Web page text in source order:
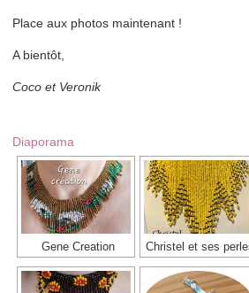
Place aux photos maintenant !
A bientôt,
Coco et Veronik
Diaporama
Gene Creation Christel et ses